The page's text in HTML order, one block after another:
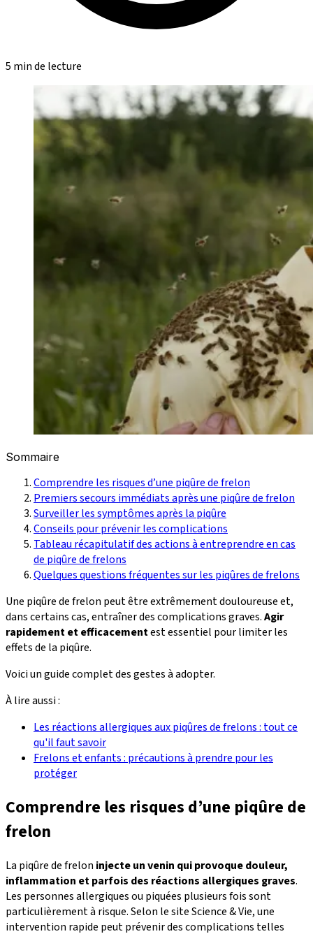
5 min de lecture
Sommaire
Comprendre les risques d’une piqûre de frelon
Premiers secours immédiats après une piqûre de frelon
Surveiller les symptômes après la piqûre
Conseils pour prévenir les complications
Tableau récapitulatif des actions à entreprendre en cas
de piqûre de frelons
Quelques questions fréquentes sur les piqûres de frelons
Une piqûre de frelon peut être extrêmement douloureuse et,
dans certains cas, entraîner des complications graves.Agir
rapidement et efficacementest essentiel pour limiter les
effets de la piqûre.
Voici un guide complet des gestes à adopter.
À lire aussi :
Les réactions allergiques aux piqûres de frelons : tout ce
qu'il faut savoir
Frelons et enfants : précautions à prendre pour les
protéger
Comprendre les risques d’une piqûre de
frelon
La piqûre de frelon injecte un venin qui provoque douleur,
inflammation et parfois des réactions allergiques graves.
Les personnes allergiques ou piquées plusieurs fois sont
particulièrement à risque. Selon le site Science & Vie, une
intervention rapide peut prévenir des complications telles